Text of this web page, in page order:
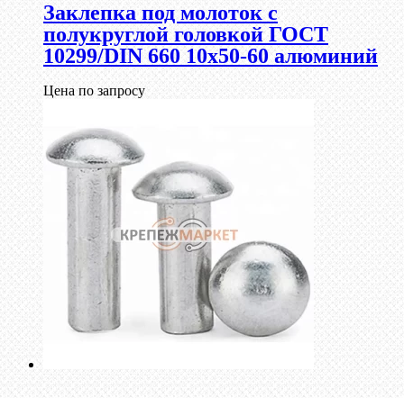
Заклепка под молоток с
полукруглой головкой ГОСТ
10299/DIN 660 10х50-60 алюминий
Цена по запросу